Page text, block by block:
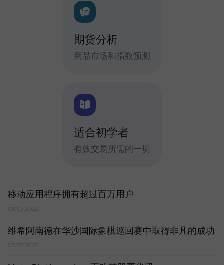
期货分析
商品市场和指数预测
适合初学者
有效交易所需的一切
移动应用程序拥有超过百万用户
08.07.2022
维希阿南德在华沙国际象棋巡回赛中取得非凡的成功